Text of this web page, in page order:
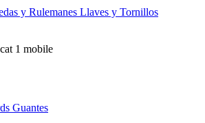
y Rulemanes Llaves y Tornillos
Guantes